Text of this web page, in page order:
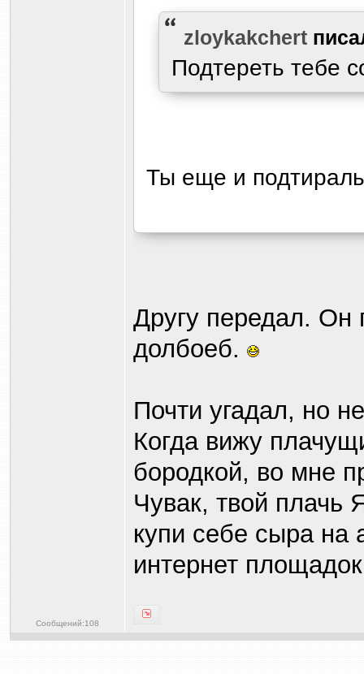
Сообщений:108
zloykakchert
Подтереть тебе
Ты еще и
Другу передал. Он
долбоеб.
Почти угадал, но
Когда вижу
бородкой, во мне
Чувак, твой плачь
купи себе сыра на
интернет